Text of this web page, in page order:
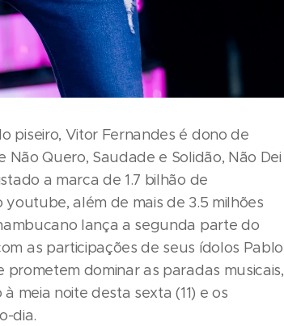
piseiro, Vitor Fernandes é dono de
Não Quero, Saudade e Solidão, Não Dei
a marca de 1.7 bilhão de
além de mais de 3.5 milhões
lança a segunda parte do
as participações de seus ídolos Pablo
prometem dominar as paradas musicais,
meia noite desta sexta (11) e os
dia.